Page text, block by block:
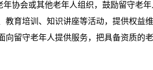
协会或其他老年人组织，鼓励留守老
育培训、知识讲座等活动，提供权益
留守老年人提供服务，把具备资质的